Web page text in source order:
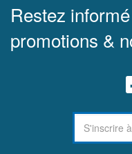
Restez
promotions &